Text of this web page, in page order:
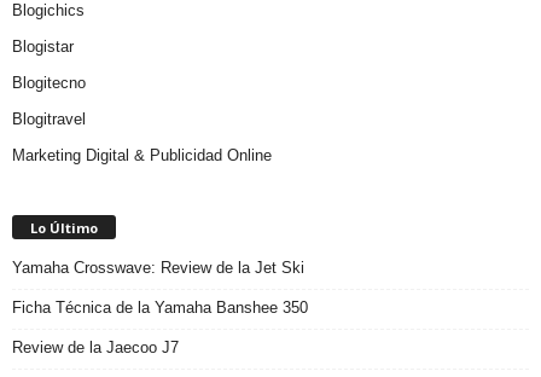
Blogichics
Blogistar
Blogitecno
Blogitravel
Marketing Digital & Publicidad Online
Lo Último
Yamaha Crosswave: Review de la Jet Ski
Ficha Técnica de la Yamaha Banshee 350
Review de la Jaecoo J7